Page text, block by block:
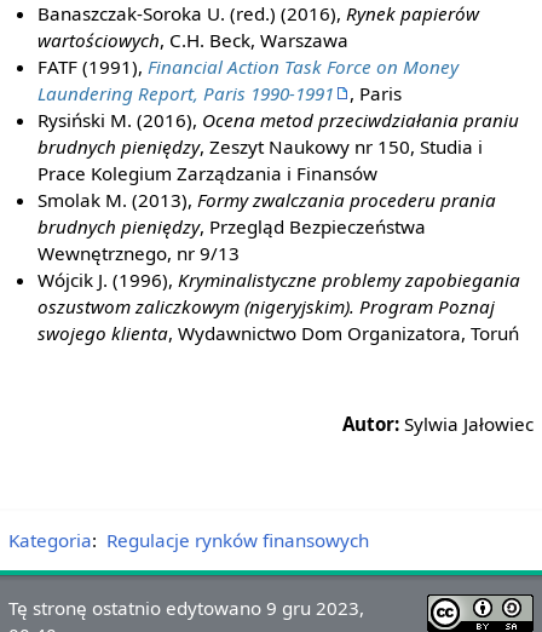
Banaszczak-Soroka U. (red.) (2016),Rynek papierów
wartościowych, C.H. Beck, Warszawa
FATF (1991),Financial Action Task Force on Money
Laundering Report, Paris 1990-1991
, Paris
Rysiński M. (2016), Ocena metod przeciwdziałania praniu
brudnych pieniędzy, Zeszyt Naukowy nr 150, Studia i
Prace Kolegium Zarządzania i Finansów
Smolak M. (2013),Formy zwalczania procederu prania
brudnych pieniędzy, Przegląd Bezpieczeństwa
Wewnętrznego, nr 9/13
Wójcik J. (1996),Kryminalistyczne problemy zapobiegania
oszustwom zaliczkowym (nigeryjskim). Program Poznaj
swojego klienta, Wydawnictwo Dom Organizatora, Toruń
Autor: Sylwia Jałowiec
Kategoria: Regulacje rynków finansowych
Tę stronę ostatnio edytowano 9 gru 2023,